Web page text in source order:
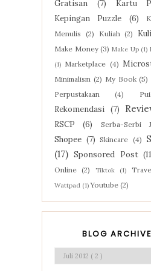
Gratisan (7) Kartu
Kepingan Puzzle
(6)
Menulis (2) Kuliah (2)
Make Money (3) Make Up (1)
(1) Marketplace (4)
Minimalism (2) My Book (5)
Perpustakaan
(4)
Rekomendasi (7)
RSCP (6) Serba-Serbi
Shopee (7) Skincare (4)
(17) Sponsored Post
Online (2) Tiktok (1)
Wattpad (1) Youtube (2)
BLOG ARCHIVE